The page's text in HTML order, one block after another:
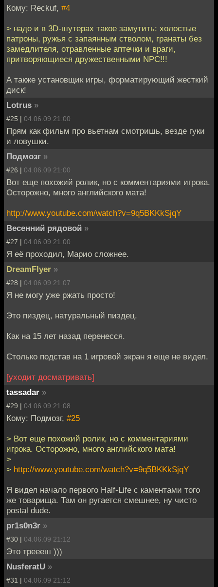
Кому: Reckuf, #4
> надо и в 3D-шутерах такое замутить: холостые
патроны, ружья с запаянным стволом, гранаты без
замедлителя, отравленные аптечки и враги,
притворяющиеся дружественными NPC!!!
А также установщик игры, форматирующий жесткий
диск!
Lotrus »
#25 | 04.06.09 21:00
Прям как фильм про вьетнам смотришь, везде гуки
и ловушки.
Подмозг »
#26 | 04.06.09 21:00
Вот еще похожий ролик, но с комментариями игрока.
Осторожно, много английского мата!
http://www.youtube.com/watch?v=9q5BKKkSjqY
Весенний рядовой »
#27 | 04.06.09 21:00
Я её проходил, Марио сложнее.
DreamFlyer »
#28 | 04.06.09 21:07
Я не могу уже ржать просто!
Это пиздец, натуральный пиздец.
Как на 15 лет назад перенесся.
Столько подстав на 1 игровой экран я еще не видел.
[уходит досматривать]
tassadar »
#29 | 04.06.09 21:08
Кому: Подмозг, #25
> Вот еще похожий ролик, но с комментариями
игрока. Осторожно, много английского мата!
>
> http://www.youtube.com/watch?v=9q5BKKkSjqY
Я видел начало первого Half-Life с каментами того
же товарища. Там он ругается смешнее, ну чисто
postal dude.
pr1s0n3r »
#30 | 04.06.09 21:12
Это треееш )))
NusferatU »
#31 | 04.06.09 21:12